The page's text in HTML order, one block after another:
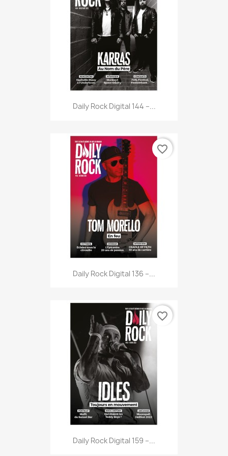
Daily Rock Digital 144 –...
Daily Rock Digital 136 –...
favorite_border
Daily Rock Digital 159 –...
favorite_border